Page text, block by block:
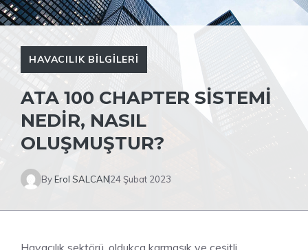
HAVACILIK BILGILERI
ATA 100 CHAPTER SISTEMI
NEDIR, NASIL
OLUŞMUŞTUR?
ByErol SALCAN24 Şubat 2023